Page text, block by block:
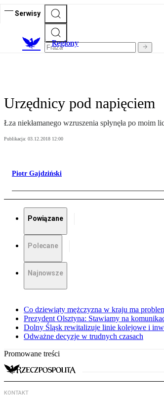
Serwisy
Regiony
Urzędnicy pod napięciem
Łza niekłamanego wzruszenia spłynęła po
Publikacja: 03.12.2018 12:00
Piotr Gajdziński
Powiązane
Polecane
Najnowsze
Co dziewiąty mężczyzna w kraju ma
Prezydent Olsztyna: Stawiamy na
Dolny Śląsk rewitalizuje linie kolejowe i
Odważne decyzje w trudnych czasach
Promowane treści
KONTAKT